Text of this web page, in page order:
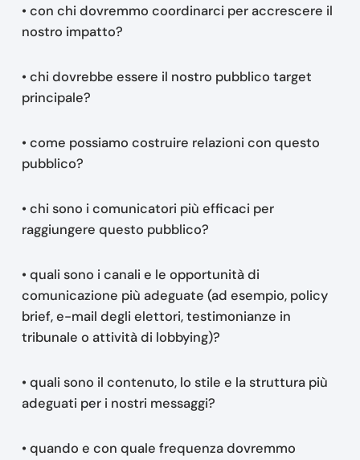
• con chi dovremmo coordinarci per accrescere il
nostro impatto?
• chi dovrebbe essere il nostro pubblico target
principale?
• come possiamo costruire relazioni con questo
pubblico?
• chi sono i comunicatori più efficaci per
raggiungere questo pubblico?
• quali sono i canali e le opportunità di
comunicazione più adeguate (ad esempio, policy
brief, e-mail degli elettori, testimonianze in
tribunale o attività di lobbying)?
• quali sono il contenuto, lo stile e la struttura più
adeguati per i nostri messaggi?
• quando e con quale frequenza dovremmo